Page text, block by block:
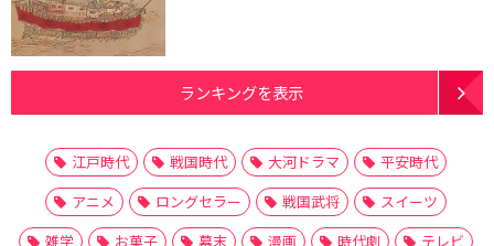
ランキングを表示
江戸時代 戦国時代 大河ドラマ
平安時代
アニメ
ロングセラー 戦国武将
スイーツ
雑学
お菓子 幕末 漫画 時代劇
テレビ